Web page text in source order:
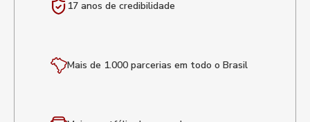
17 anos de credibilidade
Mais de 1.000 parcerias em todo o Brasil